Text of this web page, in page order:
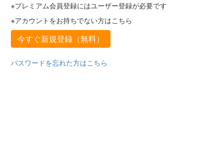
※プレミアム会員登録にはユーザー登録が必要です
※アカウントをお持ちでない方はこちら
今すぐ新規登録（無料）
パスワードを忘れた方はこちら